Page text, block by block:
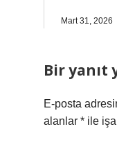
Mart 31, 2026
Bir yanıt
E-posta
alanlar * ile